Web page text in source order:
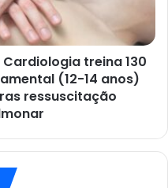
Cardiologia treina 130
(12-14 anos)
ressuscitação